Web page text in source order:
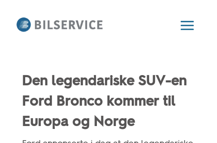
Den legendariske SUV-en
Ford Bronco kommer til
Europa og Norge